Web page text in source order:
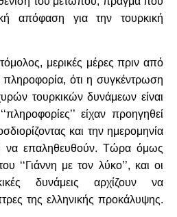
απόφαση για την τουρκική
μερικές μέρες πριν από
ότι η συγκέντρωση
τουρκικών δυνάμεων είναι
είχαν προηγηθεί
και την ημερομηνία
να επαληθευθούν. Τώρα όμως
‘‘Γιάννη με τον λύκο’’, και οι
δυνάμεις αρχίζουν να
της ελληνικής προκάλυψης.